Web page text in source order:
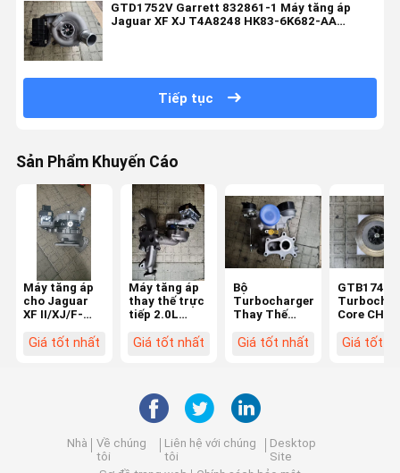
GTD1752V Garrett 832861-1 Máy tăng áp
Jaguar XF XJ T4A8248 HK83-6K682-AA
Tiếp tục
Sản Phẩm Khuyến Cáo
Máy tăng áp
cho Jaguar
XF II/XJ/F-
Rover Velar
Giá tốt nhất
Máy tăng áp
thay thế trực
tiếp 2.0L
cho Land
Giá tốt nhất
Bộ
Turbocharger
Thay Thế
cho Động Cơ
Giá tốt nhất
GTB1749V
Core CHRA
2.2T Thay
Giá tốt
Nhà
Về chúng
tôi
Liên hệ với chúng
tôi
Desktop
Site